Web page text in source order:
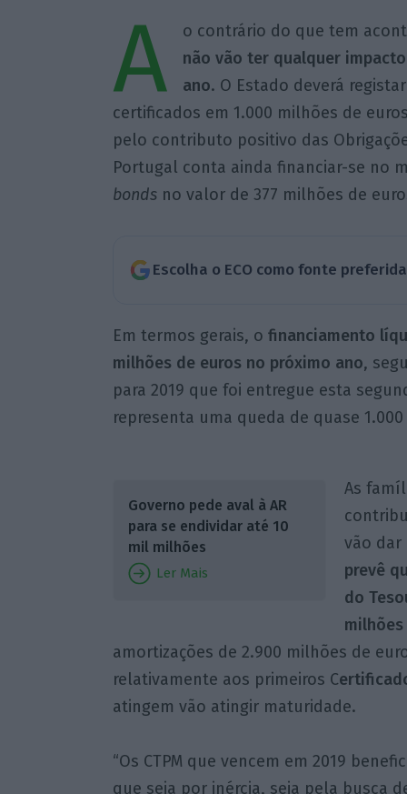
A o contrário do que tem
não vão ter qualquer
ano. O Estado deverá
certificados em 1.000 milhões de
pelo contributo positivo das
Portugal conta ainda financiar-se no
bondsno valor de 377 milhões de
Escolha o ECO como fonte
Em termos gerais, o financiamento
milhões de euros no próximo ano,
para 2019 que foi entregue esta
representa uma queda de quase
Governo pede aval à AR
para se endividar até 10
mil milhões
Ler Mais
As
vão dar
prevê
do
amortizações de 2.900 milhões de
relativamente aos primeiros C
atingem vão atingir maturidade.
“Os CTPM que vencem em 2019
que seja por inércia, seja pela busca